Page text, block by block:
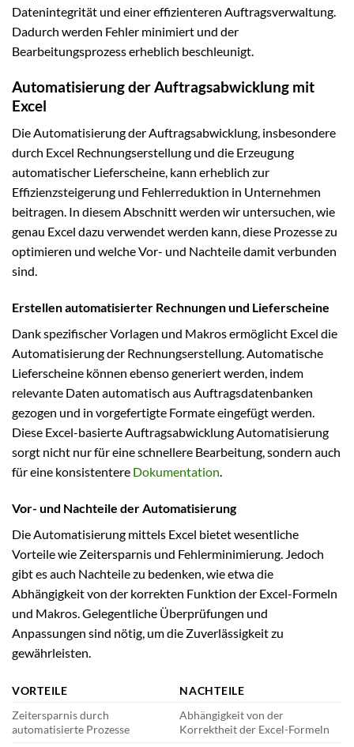
Datenintegrität und einer effizienteren Auftragsverwaltung.
Dadurch werden Fehler minimiert und der
Bearbeitungsprozess erheblich beschleunigt.
Automatisierung der Auftragsabwicklung mit
Excel
Die Automatisierung der Auftragsabwicklung, insbesondere
durch Excel Rechnungserstellung und die Erzeugung
automatischer Lieferscheine, kann erheblich zur
Effizienzsteigerung und Fehlerreduktion in Unternehmen
beitragen. In diesem Abschnitt werden wir untersuchen, wie
genau Excel dazu verwendet werden kann, diese Prozesse zu
optimieren und welche Vor- und Nachteile damit verbunden
sind.
Erstellen automatisierter Rechnungen und Lieferscheine
Dank spezifischer Vorlagen und Makros ermöglicht Excel die
Automatisierung der Rechnungserstellung. Automatische
Lieferscheine können ebenso generiert werden, indem
relevante Daten automatisch aus Auftragsdatenbanken
gezogen und in vorgefertigte Formate eingefügt werden.
Diese Excel-basierte Auftragsabwicklung Automatisierung
sorgt nicht nur für eine schnellere Bearbeitung, sondern auch
für eine konsistentere Dokumentation.
Vor- und Nachteile der Automatisierung
Die Automatisierung mittels Excel bietet wesentliche
Vorteile wie Zeitersparnis und Fehlerminimierung. Jedoch
gibt es auch Nachteile zu bedenken, wie etwa die
Abhängigkeit von der korrekten Funktion der Excel-Formeln
und Makros. Gelegentliche Überprüfungen und
Anpassungen sind nötig, um die Zuverlässigkeit zu
gewährleisten.
VORTEILE
NACHTEILE
Zeitersparnis durch
automatisierte Prozesse
Abhängigkeit von der
Korrektheit der Excel-Formeln